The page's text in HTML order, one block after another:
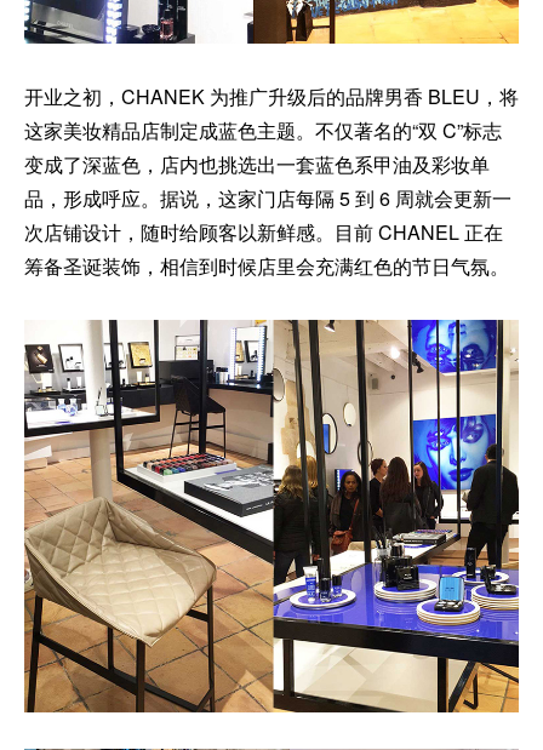
开业之初，CHANEK 为推广升级后的品牌男香 BLEU，将
这家美妆精品店制定成蓝色主题。不仅著名的“双 C”标志
变成了深蓝色，店内也挑选出一套蓝色系甲油及彩妆单
品，形成呼应。据说，这家门店每隔 5 到 6 周就会更新一
次店铺设计，随时给顾客以新鲜感。目前 CHANEL 正在
筹备圣诞装饰，相信到时候店里会充满红色的节日气氛。